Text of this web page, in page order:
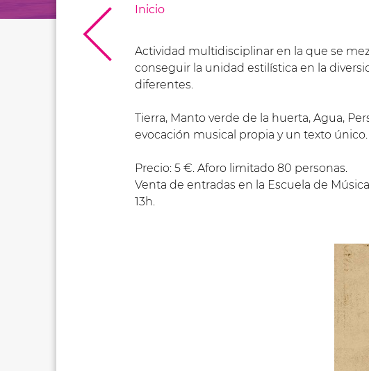
Inicio
Actividad multidisciplinar en la que se
conseguir la unidad estilística en la
diferentes.
Tierra, Manto verde de la huerta, Agua,
evocación musical propia y un texto
Precio: 5 €. Aforo limitado 80 personas.
Venta de entradas en la Escuela de
13h.